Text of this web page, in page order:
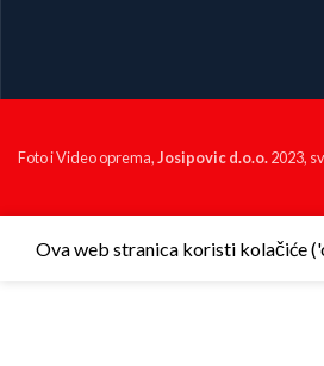
Foto i Video oprema,Josipovic d.o.o.2023,
Ova web stranica koristi kolačiće